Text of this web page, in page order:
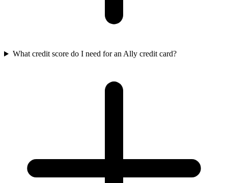
What credit score do I need for an Ally credit card?